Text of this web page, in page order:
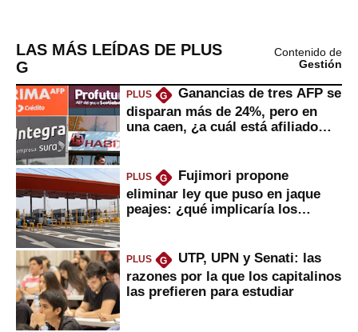
LAS MÁS LEÍDAS DE PLUS
G
Contenido de
Gestión
PLUS G
Ganancias de tres AFP se
disparan más de 24%, pero en
una caen, ¿a cuál está afiliado
PLUS G
Fujimori propone
eliminar ley que puso en jaque
peajes: ¿qué implicaría los
PLUS G
UTP, UPN y Senati: las
razones por la que los capitalinos
las prefieren para estudiar